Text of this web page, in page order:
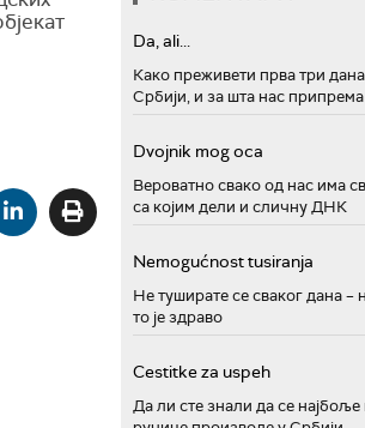
Da, ali...
Како преживети прва три
Србији, и за шта нас
Dvojnik mog oca
Вероватно свако од нас има
са којим дели и сличну ДНК
Nemogućnost tusiranja
Не туширате се сваког дана –
то је здраво
Cestitke za uspeh
Да ли сте знали да се